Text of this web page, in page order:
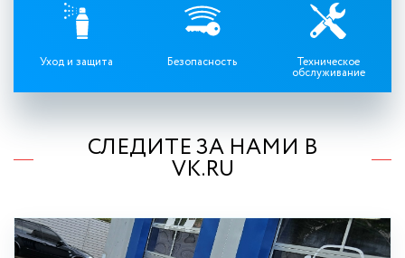
Уход и защита Безопасность Техническое
обслуживание
СЛЕДИТЕ ЗА НАМИ В
VK.RU